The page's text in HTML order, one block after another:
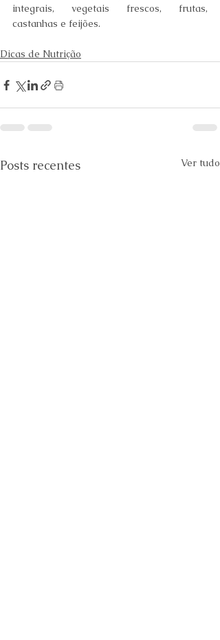
integrais, vegetais frescos, frutas,
castanhas e feijões.
Dicas de Nutrição
Posts recentes Ver tudo